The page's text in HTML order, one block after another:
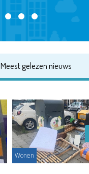
Meest gelezen nieuws
Wonen